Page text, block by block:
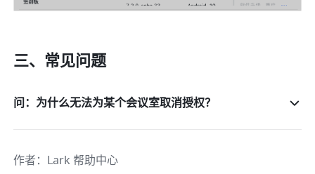
三、常见问题
问：为什么无法为某个会议室取消授权？
作者： Lark 帮助中心